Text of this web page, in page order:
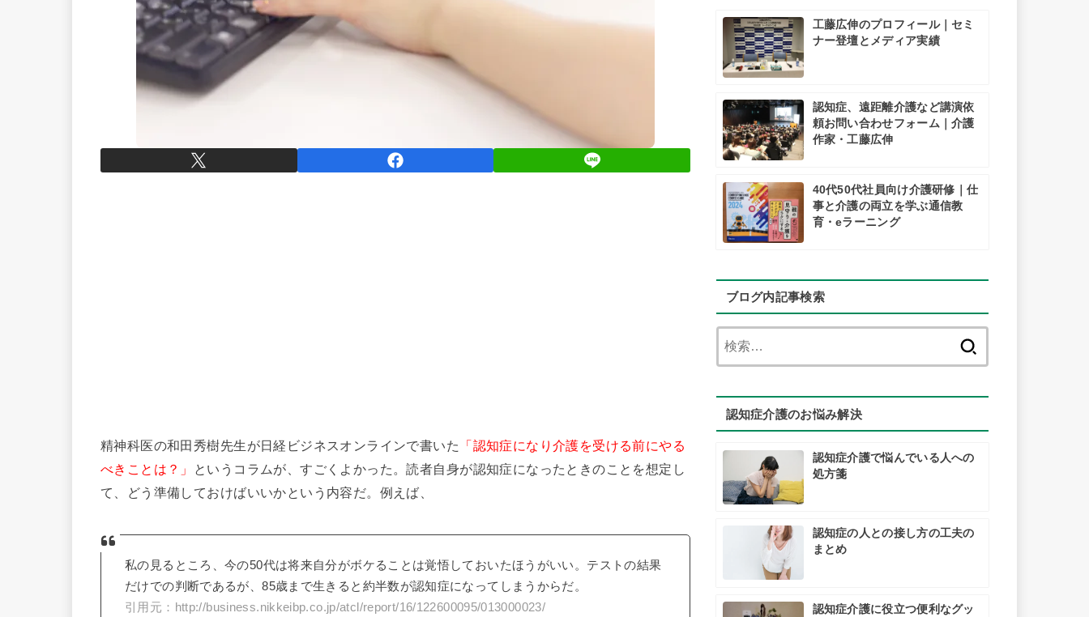
精神科医の和田秀樹先生が日経ビジネスオンラインで書いた
「認知症になり介護を受ける前にやる
べきことは？」
というコラムが、すごくよかった。読者自身が認知症になったときのことを想定し
て、どう準備しておけばいいかという内容だ。例えば、
私の見るところ、今の50代は将来自分がボケることは覚悟しておいたほうがいい。テストの結果
だけでの判断であるが、85歳まで生きると約半数が認知症になってしまうからだ。
引用元：http://business.nikkeibp.co.jp/atcl/report/16/122600095/013000023/
工藤広伸のプロフィール｜セミ
ナー登壇とメディア実績
認知症、遠距離介護など講演依
頼お問い合わせフォーム｜介護
作家・工藤広伸
40代50代社員向け介護研修｜仕
事と介護の両立を学ぶ通信教
育・eラーニング
ブログ内記事検索
認知症介護のお悩み解決
認知症介護で悩んでいる人への
処方箋
認知症の人との接し方の工夫の
まとめ
認知症介護に役立つ便利なグッ